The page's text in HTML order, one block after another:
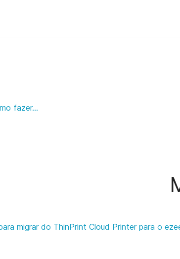
ezeep Support Support
fazer...
migrar do ThinPrint Cloud Printer para o